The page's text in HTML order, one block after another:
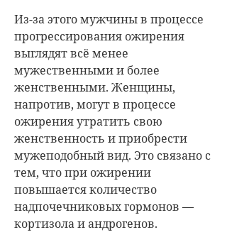
Из-за этого мужчины в процессе
прогрессирования ожирения
выглядят всё менее
мужественными и более
женственными. Женщины,
напротив, могут в процессе
ожирения утратить свою
женственность и приобрести
мужеподобный вид. Это связано с
тем, что при ожирении
повышается количество
надпочечниковых гормонов —
кортизола и андрогенов.